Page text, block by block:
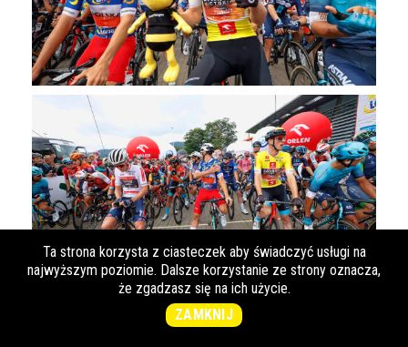
Ta strona korzysta z ciasteczek aby świadczyć usługi na
najwyższym poziomie. Dalsze korzystanie ze strony oznacza,
że zgadzasz się na ich użycie.
ZAMKNIJ